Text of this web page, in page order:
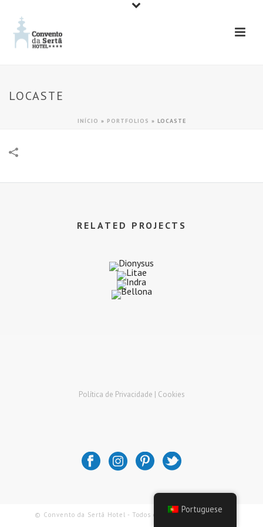
LOCASTE
INÍCIO » PORTFOLIOS » LOCASTE
RELATED PROJECTS
Política de Privacidade | Cookies
© Convento da Sertã Hotel - Todos os Direitos Reservados
Portuguese